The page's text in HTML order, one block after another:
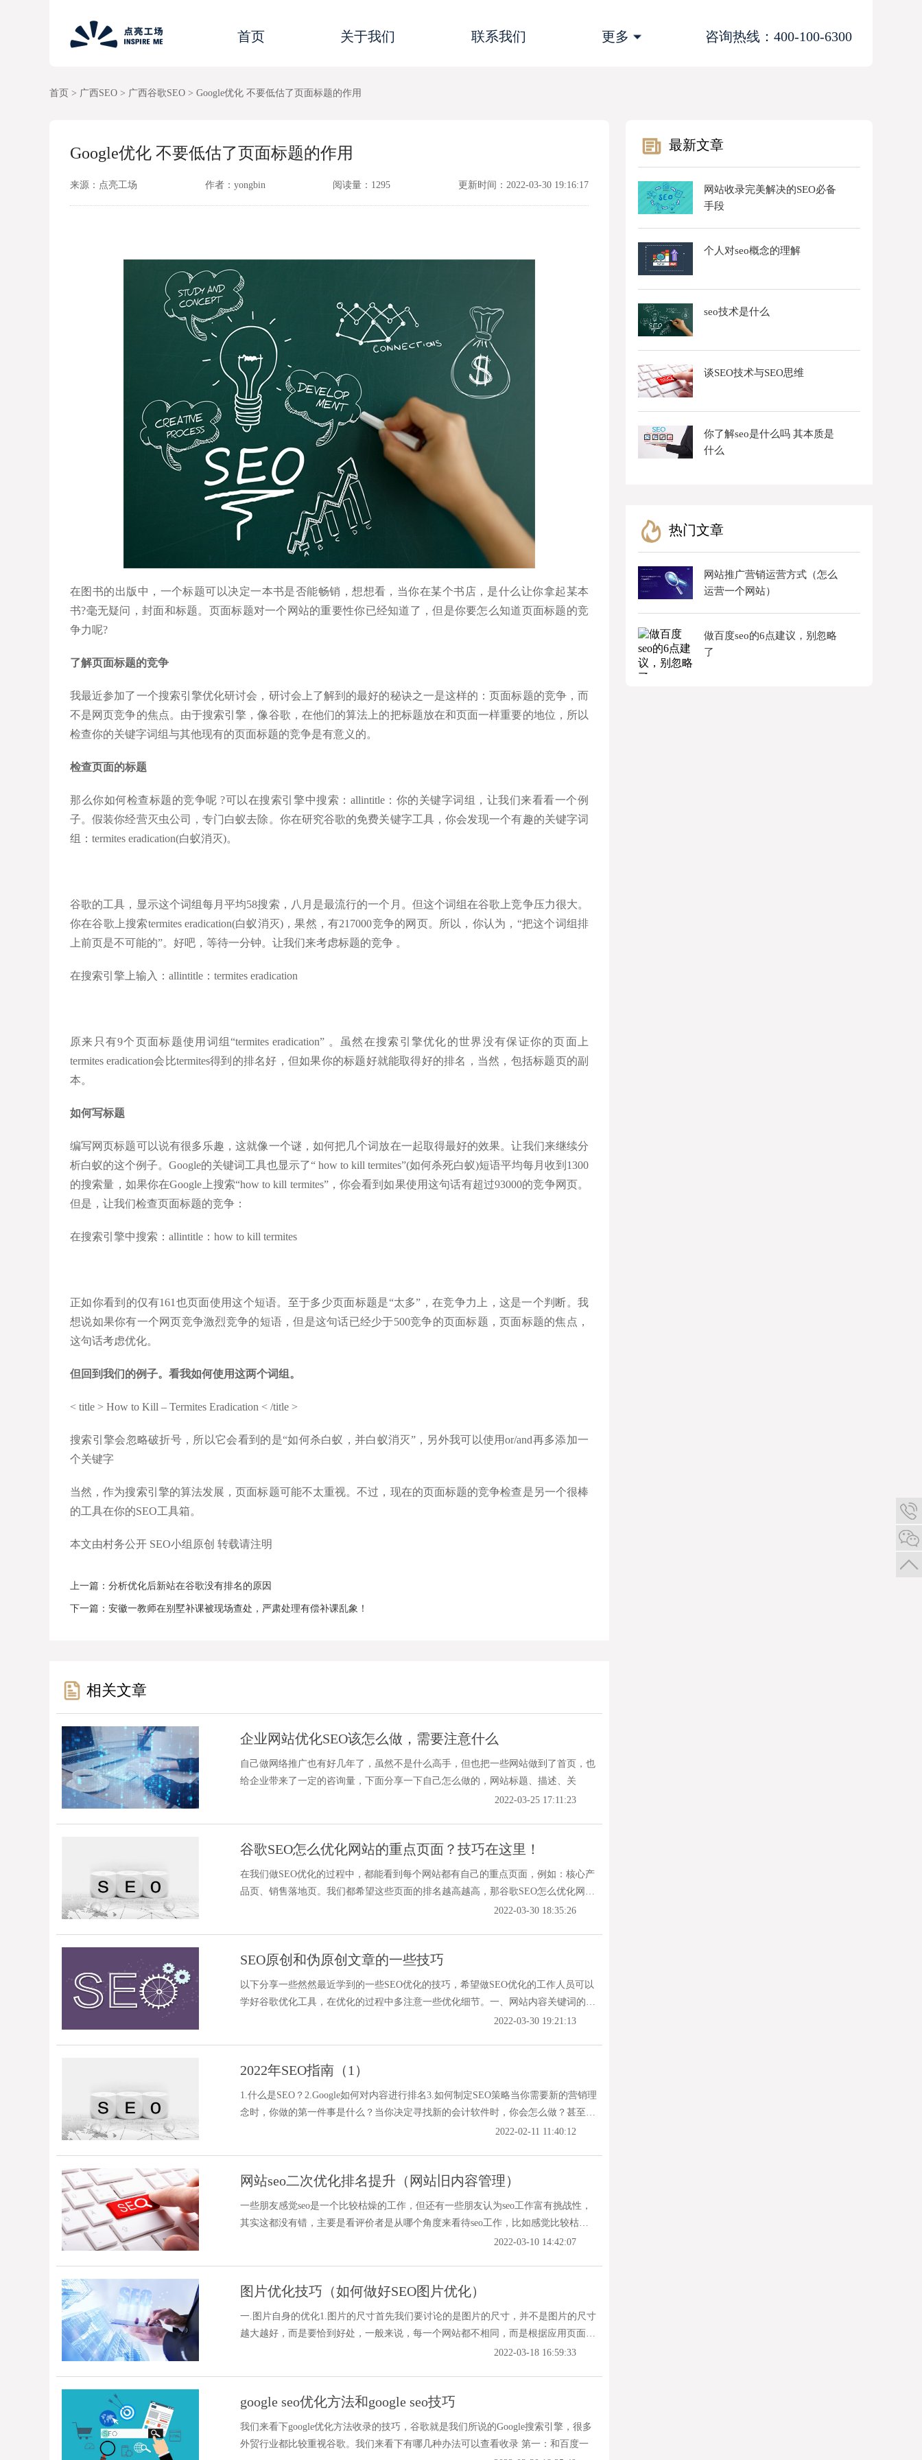
首页 关于我们 联系我们 更多 咨询热线：400-100-6300
首页 > 广西SEO > 广西谷歌SEO > Google优化 不要低估了页面标题的作用
Google优化 不要低估了页面标题的作用
来源：点亮工场 作者：yongbin 阅读量：1295 更新时间：2022-03-30 19:16:17
在图书的出版中，一个标题可以决定一本书是否能畅销，想想看，当你在某个书店，是什么让你拿起某本
书?毫无疑问，封面和标题。页面标题对一个网站的重要性你已经知道了，但是你要怎么知道页面标题的竞
争力呢?
了解页面标题的竞争
我最近参加了一个搜索引擎优化研讨会，研讨会上了解到的最好的秘诀之一是这样的：页面标题的竞争，而
不是网页竞争的焦点。由于搜索引擎，像谷歌，在他们的算法上的把标题放在和页面一样重要的地位，所以
检查你的关键字词组与其他现有的页面标题的竞争是有意义的。
检查页面的标题
那么你如何检查标题的竞争呢 ?可以在搜索引擎中搜索：allintitle：你的关键字词组，让我们来看看一个例
子。假装你经营灭虫公司，专门白蚁去除。你在研究谷歌的免费关键字工具，你会发现一个有趣的关键字词
组：termites eradication(白蚁消灭)。
谷歌的工具，显示这个词组每月平均58搜索，八月是最流行​​的一个月。但这个词组在谷歌上竞争压力很大。
你在谷歌上搜索termites eradication(白蚁消灭)，果然，有217000竞争的网页。所以，你认为，“把这个词组排
上前页是不可能的”。好吧，等待一分钟。让我们来考虑标题的竞争 。
在搜索引擎上输入：allintitle：termites eradication
原来只有9个页面标题使用词组“termites eradication” 。虽然在搜索引擎优化的世界没有保证你的页面上
termites eradication会比termites得到的排名好，但如果你的标题好就能取得好的排名，当然，包括标题页的副
本。
如何写标题
编写网页标题可以说有很多乐趣，这就像一个谜，如何把几个词放在一起取得最好的效果。让我们来继续分
析白蚁的这个例子。Google的关键词工具也显示了“ how to kill termites”(如何杀死白蚁)短语平均每月收到1300
的搜索量，如果你在Google上搜索“how to kill termites”，你会看到如果使用这句话有超过93000的竞争网页。
但是，让我们检查页面标题的竞争：
在搜索引擎中搜索：allintitle：how to kill termites
正如你看到的仅有161也页面使用这个短语。至于多少页面标题是“太多”，在竞争力上，这是一个判断。我
想说如果你有一个网页竞争激烈竞争的短语，但是这句话已经少于500竞争的页面标题，页面标题的焦点，
这句话考虑优化。
但回到我们的例子。看我如何使用这两个词组。
< title > How to Kill – Termites Eradication < /title >
搜索引擎会忽略破折号，所以它会看到的是“如何杀白蚁，并白蚁消灭”，另外我可以使用or/and再多添加一
个关键字
当然，作为搜索引擎的算法发展，页面标题可能不太重视。不过，现在的页面标题的竞争检查是另一个很棒
的工具在你的SEO工具箱。
本文由村务公开 SEO小组原创 转载请注明
上一篇： 分析优化后新站在谷歌没有排名的原因
下一篇： 安徽一教师在别墅补课被现场查处，严肃处理有偿补课乱象！
相关文章
企业网站优化SEO该怎么做，需要注意什么
自己做网络推广也有好几年了，虽然不是什么高手，但也把一些网站做到了首页，也
给企业带来了一定的咨询量，下面分享一下自己怎么做的，网站标题、描述、关
2022-03-25 17:11:23
谷歌SEO怎么优化网站的重点页面？技巧在这里！
在我们做SEO优化的过程中，都能看到每个网站都有自己的重点页面，例如：核心产
品页、销售落地页。我们都希望这些页面的排名越高越高，那谷歌SEO怎么优化网站
2022-03-30 18:35:26
SEO原创和伪原创文章的一些技巧
以下分享一些然然最近学到的一些SEO优化的技巧，希望做SEO优化的工作人员可以
学好谷歌优化工具，在优化的过程中多注意一些优化细节。一、网站内容关键词的选
2022-03-30 19:21:13
2022年SEO指南（1）
1.什么是SEO？2.Google如何对内容进行排名3.如何制定SEO策略当你需要新的营销理
念时，你做的第一件事是什么？当你决定寻找新的会计软件时，你会怎么做？甚至是
当你注意到车内的轮胎漏气时，你会怎么做？我的猜测是你会用谷歌去搜索。
2022-02-11 11:40:12
网站seo二次优化排名提升（网站旧内容管理）
一些朋友感觉seo是一个比较枯燥的工作，但还有一些朋友认为seo工作富有挑战性，
其实这都没有错，主要是看评价者是从哪个角度来看待seo工作，比如感觉比较枯燥
的朋友，可能只是管理网站内容发布，维护内容而已，所以会有一种感觉：seo工
2022-03-10 14:42:07
图片优化技巧（如何做好SEO图片优化）
一.图片自身的优化1.图片的尺寸首先我们要讨论的是图片的尺寸，并不是图片的尺寸
越大越好，而是要恰到好处，一般来说，每一个网站都不相同，而是根据应用页面的
不同，尺寸也是不尽相同的，所以我们可以通过测试来把握图片的尺寸大小，一般文
2022-03-18 16:59:33
google seo优化方法和google seo技巧
我们来看下google优化方法收录的技巧，谷歌就是我们所说的Google搜索引擎，很多
外贸行业都比较重视谷歌。我们来看下有哪几种办法可以查看收录 第一：和百度一
最新文章
网站收录完美解决的SEO必备
手段
个人对seo概念的理解
seo技术是什么
谈SEO技术与SEO思维
你了解seo是什么吗 其本质是
什么
热门文章
网站推广营销运营方式（怎么
运营一个网站）
做百度seo的6点建议，别忽略
了